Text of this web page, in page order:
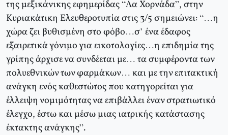
της μεξικάνικης εφημερίδας “Λα Χορνάδα”, στην
Κυριακάτικη Ελευθεροτυπία στις 3/5 σημειώνει: “…η
χώρα ζει βυθισμένη στο φόβο…σ’ ένα έδαφος
εξαιρετικά γόνιμο για εικοτολογίες…η επιδημία της
γρίπης άρχισε να συνδέεται με… τα συμφέροντα των
πολυεθνικών των φαρμάκων… και με την επιτακτική
ανάγκη ενός καθεστώτος που κατηγορείται για
έλλειψη νομιμότητας να επιβάλλει έναν στρατιωτικό
έλεγχο, έστω και μέσω μιας ιατρικής κατάστασης
έκτακτης ανάγκης”.